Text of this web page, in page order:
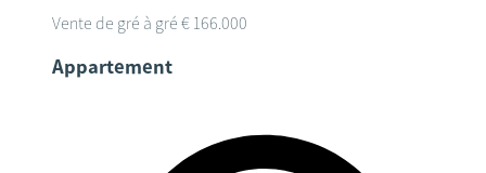
Vente de gré à gré € 166.000
Appartement